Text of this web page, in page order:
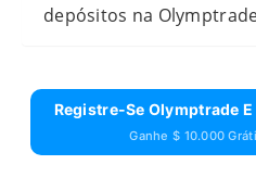
depósitos na
Registre-Se Olymptrade
Ganhe $ 10.000